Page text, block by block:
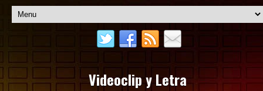
Videoclip y Letra